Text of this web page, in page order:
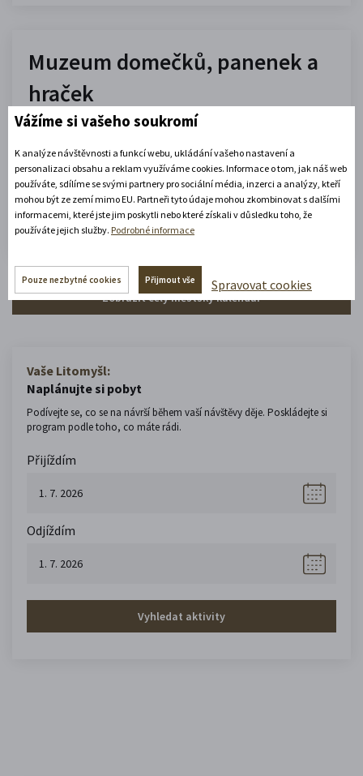
Muzeum domečků, panenek a
hraček
10.00 - 16.00
(platné od 1. 7. 2026 do 31. 8. 2026)
Zobrazit celou otevírací dobu
Zjistěte více
Zobrazit celý městský kalendář
Vaše Litomyšl:
Naplánujte si pobyt
Podívejte se, co se na návrší během vaší návštěvy děje. Poskládejte si
program podle toho, co máte rádi.
Přijíždím
Odjíždím
Vyhledat aktivity
Vážíme si vašeho soukromí
K analýze návštěvnosti a funkcí webu, ukládání vašeho nastavení a
personalizaci obsahu a reklam využíváme cookies. Informace o tom, jak náš web
používáte, sdílíme se svými partnery pro sociální média, inzerci a analýzy, kteří
mohou být ze zemí mimo EU. Partneři tyto údaje mohou zkombinovat s dalšími
informacemi, které jste jim poskytli nebo které získali v důsledku toho, že
používáte jejich služby. Podrobné informace
Pouze nezbytné cookies Přijmout vše Spravovat cookies